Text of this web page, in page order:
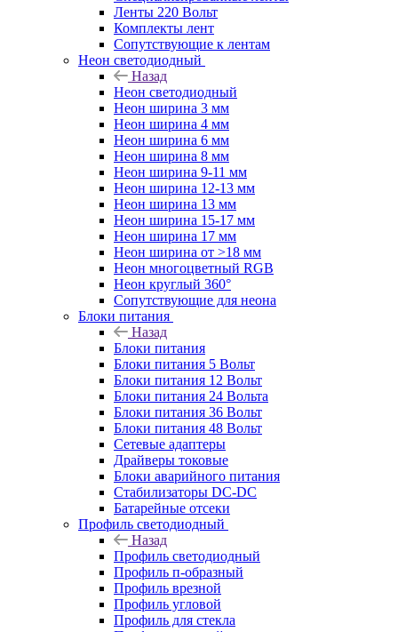
Ленты 220 Вольт
Комплекты лент
Сопутствующие к лентам
Неон светодиодный
Назад
Неон светодиодный
Неон ширина 3 мм
Неон ширина 4 мм
Неон ширина 6 мм
Неон ширина 8 мм
Неон ширина 9-11 мм
Неон ширина 12-13 мм
Неон ширина 13 мм
Неон ширина 15-17 мм
Неон ширина 17 мм
Неон ширина от >18 мм
Неон многоцветный RGB
Неон круглый 360°
Сопутствующие для неона
Блоки питания
Назад
Блоки питания
Блоки питания 5 Вольт
Блоки питания 12 Вольт
Блоки питания 24 Вольта
Блоки питания 36 Вольт
Блоки питания 48 Вольт
Сетевые адаптеры
Драйверы токовые
Блоки аварийного питания
Стабилизаторы DC-DC
Батарейные отсеки
Профиль светодиодный
Назад
Профиль светодиодный
Профиль п-образный
Профиль врезной
Профиль угловой
Профиль для стекла